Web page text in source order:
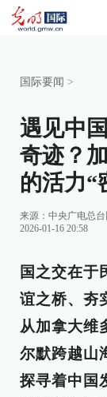
国际要闻 >
遇见中
奇迹？
的活力“
来源： 中央广电总
2026-01-16 20:58
国之交在于
谊之桥、夯
从加拿大维
尔默跨越山
探寻着中国